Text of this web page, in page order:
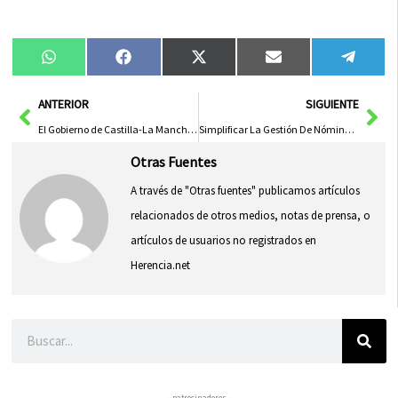
Compartir
en
WhatsAppCompartir
en
FacebookCompartir
en
X
(Twitter)
Compartir
en
Email
en
AntANTERIOR
El Gobierno de Castilla-La Mancha Garantiza la Protección de los Servicios Públicos Frente a Crisis Anteriores
SIGUIENTE
Simplificar La Gestión De Nóminas Y Recursos Humanos Para Maximizar Eficiencia Y Control
Otras Fuentes
A través de "Otras fuentes" publicamos artículos
relacionados de otros medios, notas de prensa, o
artículos de usuarios no registrados en
Herencia.net